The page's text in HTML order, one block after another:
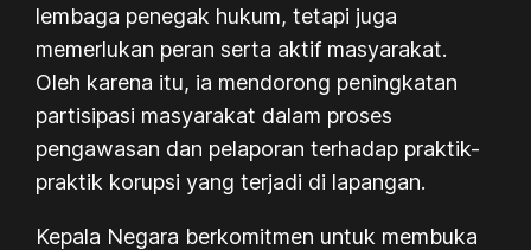
lembaga penegak hukum, tetapi juga
memerlukan peran serta aktif masyarakat.
Oleh karena itu, ia mendorong peningkatan
partisipasi masyarakat dalam proses
pengawasan dan pelaporan terhadap praktik-
praktik korupsi yang terjadi di lapangan.
Kepala Negara berkomitmen untuk membuka